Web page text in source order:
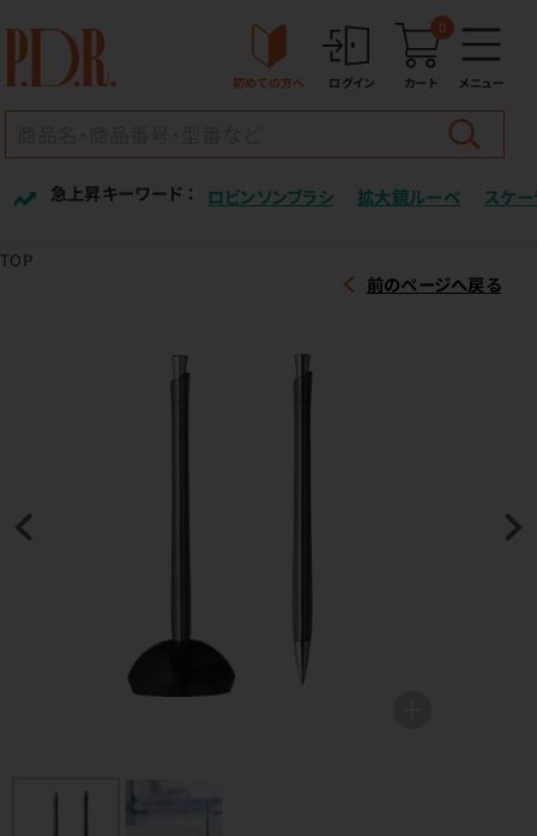
初めての方へ ログイン カート
0
メニュー
急上昇キーワード ： ロビンソンブラシ 拡大鏡ルーペ スケ
TOP
前のページへ戻る